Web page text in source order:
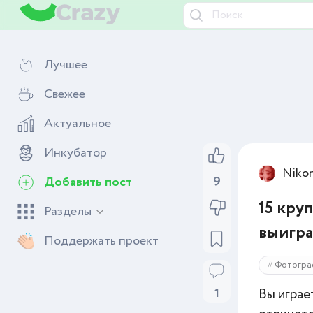
Лучшее
Свежее
Актуальное
Инкубатор
Добавить пост
Разделы
Поддержать проект
9
1
15
Вы